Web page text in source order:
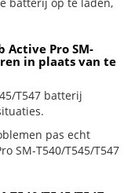
Active Pro SM-
in plaats van te
T547 batterij
pas echt
SM-T540/T545/T547